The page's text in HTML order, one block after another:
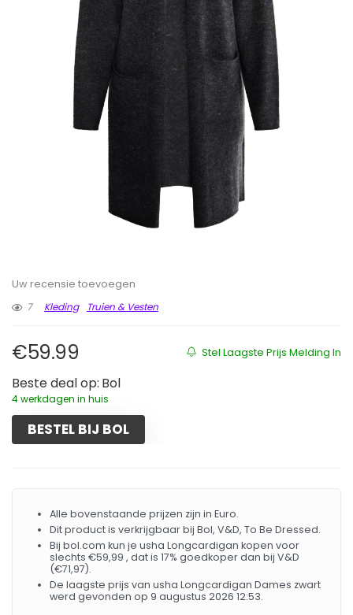
Uw recensie toevoegen
7
Kleding Truien & Vesten
Stel Laagste Prijs Melding In
€59.99
Beste deal op: Bol
4 werkdagen in huis
BESTEL BIJ BOL
Alle bovenstaande prijzen zijn in Euro.
Dit product is verkrijgbaar bij Bol, V&D, To Be Dressed.
Bij bol.com kun je usha Longcardigan kopen voor
slechts €59,99 , dat is 17% goedkoper dan bij V&D
(€71,97).
De laagste prijs van usha Longcardigan Dames zwart
werd gevonden op 9 augustus 2026 12:53.